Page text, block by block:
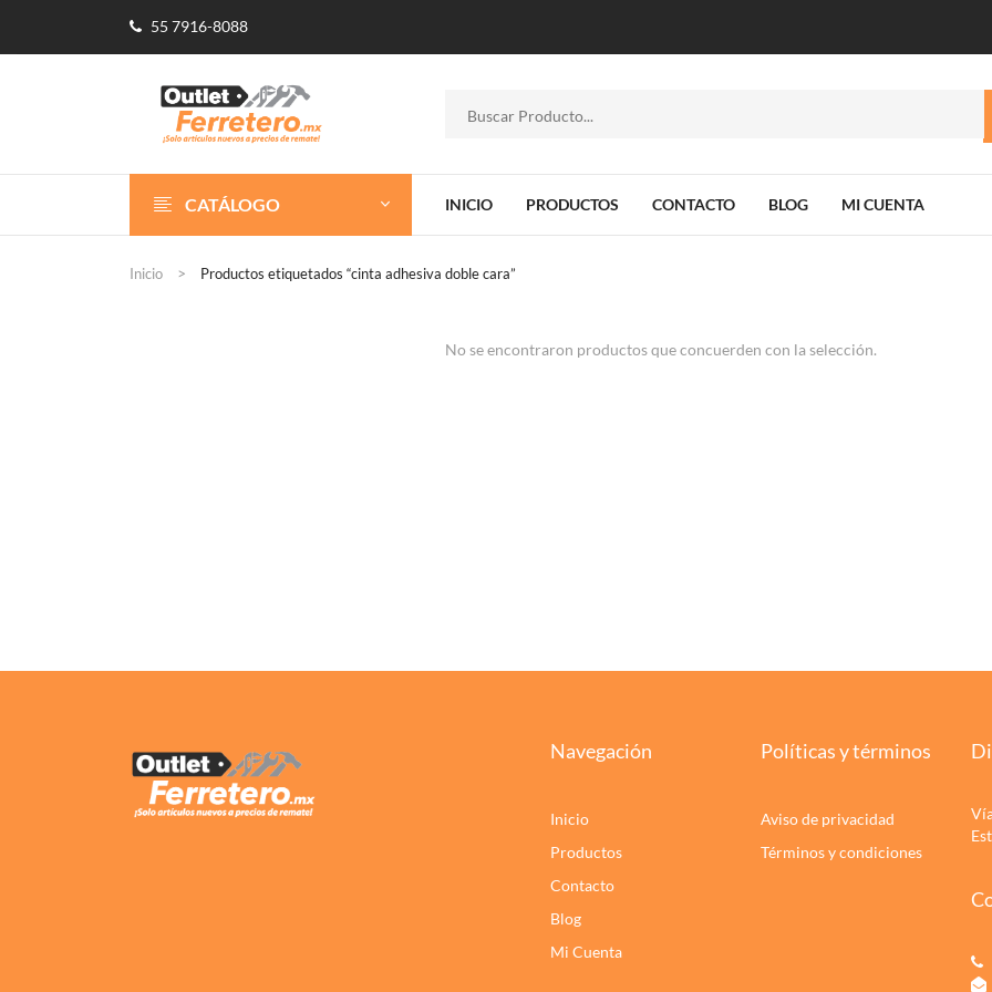
55 7916-8088
CATÁLOGO INICIO PRODUCTOS CONTACTO BLOG MI CUENTA
Inicio Productos etiquetados “cinta adhesiva doble cara”
No se encontraron productos que concuerden con la selección.
Navegación
Inicio
Productos
Contacto
Blog
Mi Cuenta
Políticas y términos
Aviso de privacidad
Términos y condiciones